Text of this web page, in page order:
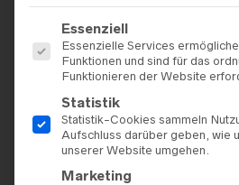
BRAUTKLEIDER
Marylise – Wifey For Lifey
Es folgt eine Liste der Service-
Essenziell
Essenzielle Services
Funktionen und sind für das
Funktionieren der Website
Statistik
Statistik-Cookies sammeln
Aufschluss darüber geben, wie
unserer Website umgehen.
Marketing